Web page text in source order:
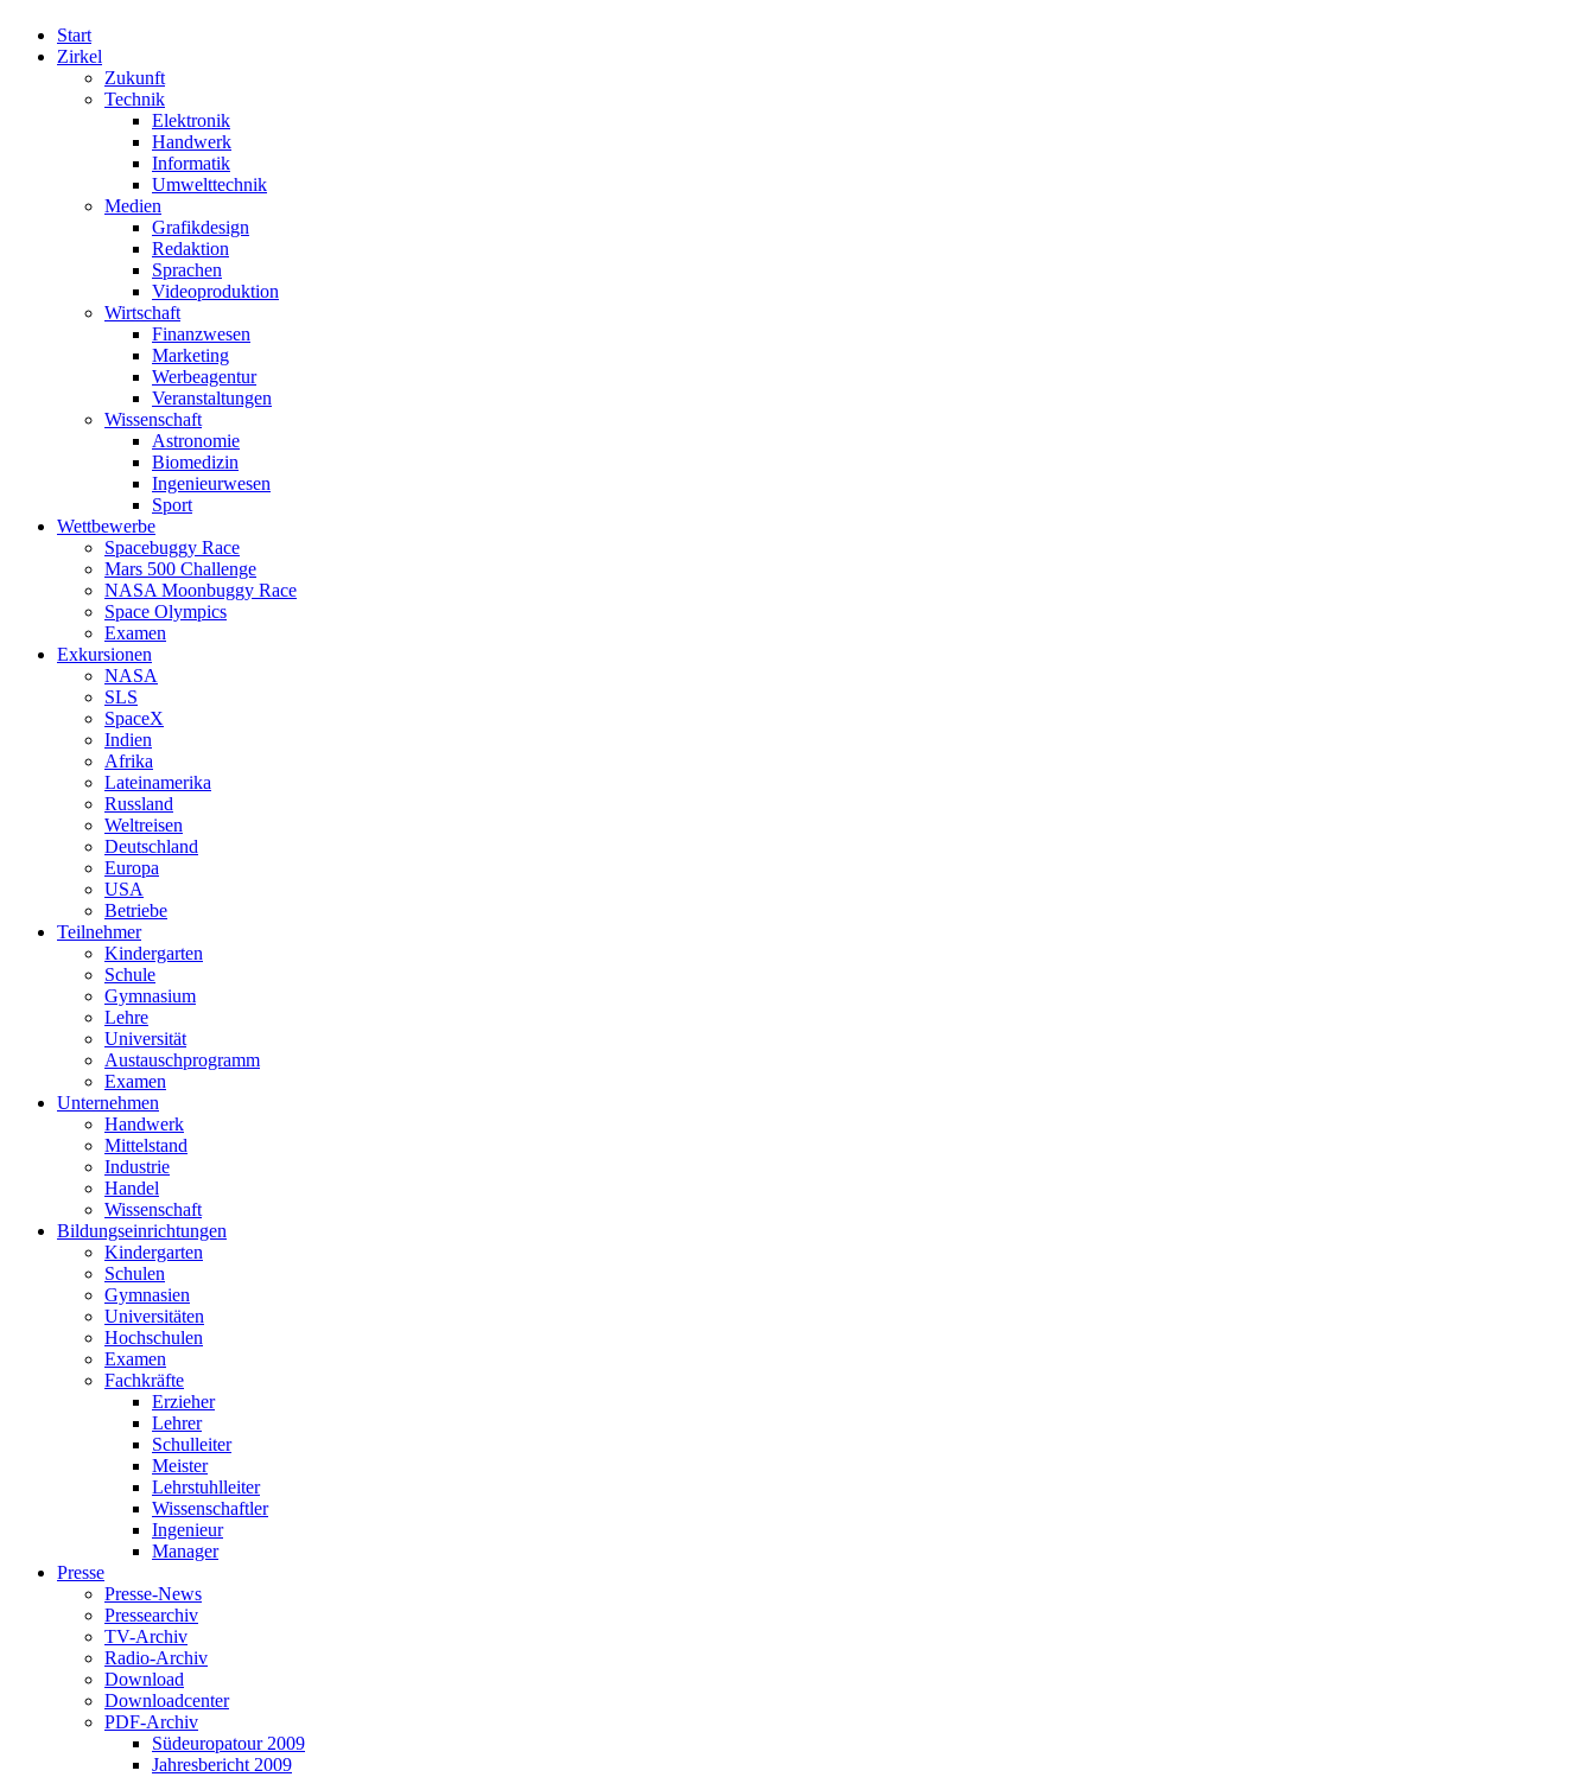
Start
Zirkel
Zukunft
Technik
Elektronik
Handwerk
Informatik
Umwelttechnik
Medien
Grafikdesign
Redaktion
Sprachen
Videoproduktion
Wirtschaft
Finanzwesen
Marketing
Werbeagentur
Veranstaltungen
Wissenschaft
Astronomie
Biomedizin
Ingenieurwesen
Sport
Wettbewerbe
Spacebuggy Race
Mars 500 Challenge
NASA Moonbuggy Race
Space Olympics
Examen
Exkursionen
NASA
SLS
SpaceX
Indien
Afrika
Lateinamerika
Russland
Weltreisen
Deutschland
Europa
USA
Betriebe
Teilnehmer
Kindergarten
Schule
Gymnasium
Lehre
Universität
Austauschprogramm
Examen
Unternehmen
Handwerk
Mittelstand
Industrie
Handel
Wissenschaft
Bildungseinrichtungen
Kindergarten
Schulen
Gymnasien
Universitäten
Hochschulen
Examen
Fachkräfte
Erzieher
Lehrer
Schulleiter
Meister
Lehrstuhlleiter
Wissenschaftler
Ingenieur
Manager
Presse
Presse-News
Pressearchiv
TV-Archiv
Radio-Archiv
Download
Downloadcenter
PDF-Archiv
Südeuropatour 2009
Jahresbericht 2009